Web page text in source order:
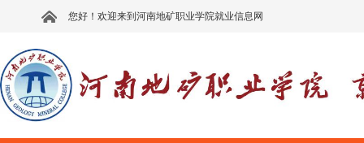
您好！欢迎来到河南地矿职业学院就业信息网